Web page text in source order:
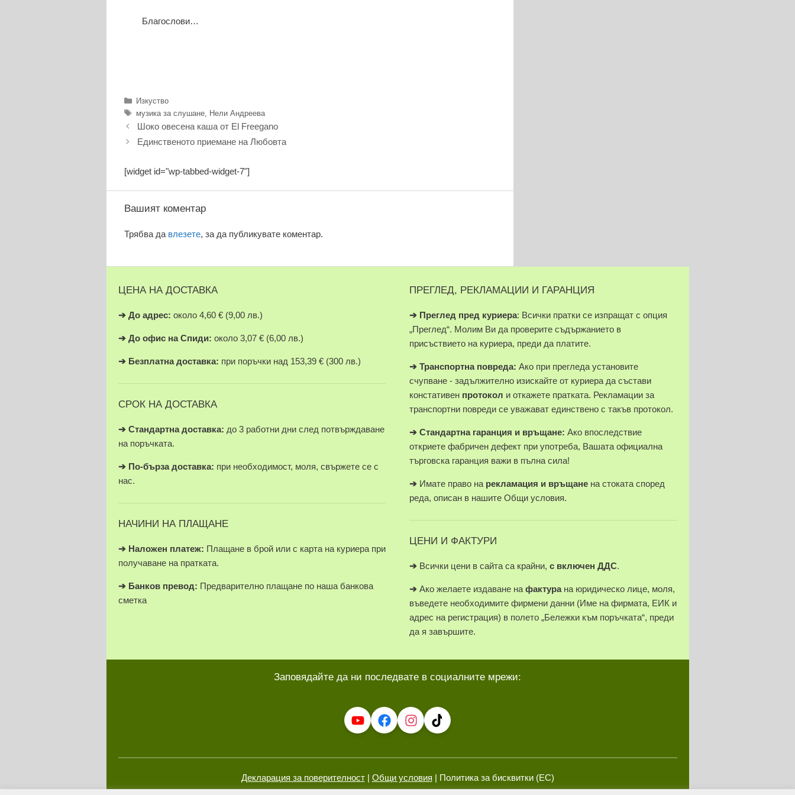
Благослови…
Категории
Изкуство
Етикети
музика за слушане Нели Андреева
Шоко овесена каша от El Freegano
Единственото приемане на Любовта
[widget id="wp-tabbed-widget-7"]
Вашият коментар
Трябва да влезете, за да публикувате коментар.
ЦЕНА НА ДОСТАВКА
➔ До адрес: около 4,60 € (9,00 лв.)
➔ До офис на Спиди: около 3,07 € (6,00 лв.)
➔ Безплатна доставка: при поръчки над 153,39 € (300 лв.)
СРОК НА ДОСТАВКА
➔ Стандартна доставка: до 3 работни дни след потвърждаване
на поръчката.
➔ По-бърза доставка: при необходимост, моля, свържете се с
нас.
НАЧИНИ НА ПЛАЩАНЕ
➔ Наложен платеж: Плащане в брой или с карта на куриера при
получаване на пратката.
➔ Банков превод: Предварително плащане по наша банкова
сметка
ПРЕГЛЕД, РЕКЛАМАЦИИ И ГАРАНЦИЯ
➔ Преглед пред куриера: Всички пратки се изпращат с опция
„Преглед“. Молим Ви да проверите съдържанието в
присъствието на куриера, преди да платите.
➔ Транспортна повреда: Ако при прегледа установите
счупване - задължително изискайте от куриера да състави
констативен протокол и откажете пратката. Рекламации за
транспортни повреди се уважават единствено с такъв протокол.
➔ Стандартна гаранция и връщане: Ако впоследствие
откриете фабричен дефект при употреба, Вашата официална
търговска гаранция важи в пълна сила!
➔ Имате право на рекламация и връщане на стоката според
реда, описан в нашите Общи условия.
ЦЕНИ И ФАКТУРИ
➔ Всички цени в сайта са крайни, с включен ДДС.
➔ Ако желаете издаване на фактура на юридическо лице, моля,
въведете необходимите фирмени данни (Име на фирмата, ЕИК и
адрес на регистрация) в полето „Бележки към поръчката“, преди
да я завършите.
Заповядайте да ни последвате в социалните мрежи:
Декларация за поверителност| Общи условия | Политика за бисквитки (ЕС)